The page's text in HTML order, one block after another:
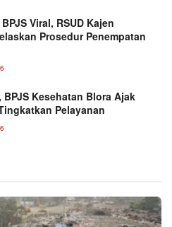
Viral, RSUD Kajen
Prosedur Penempatan
BPJS Kesehatan Blora Ajak
Pelayanan